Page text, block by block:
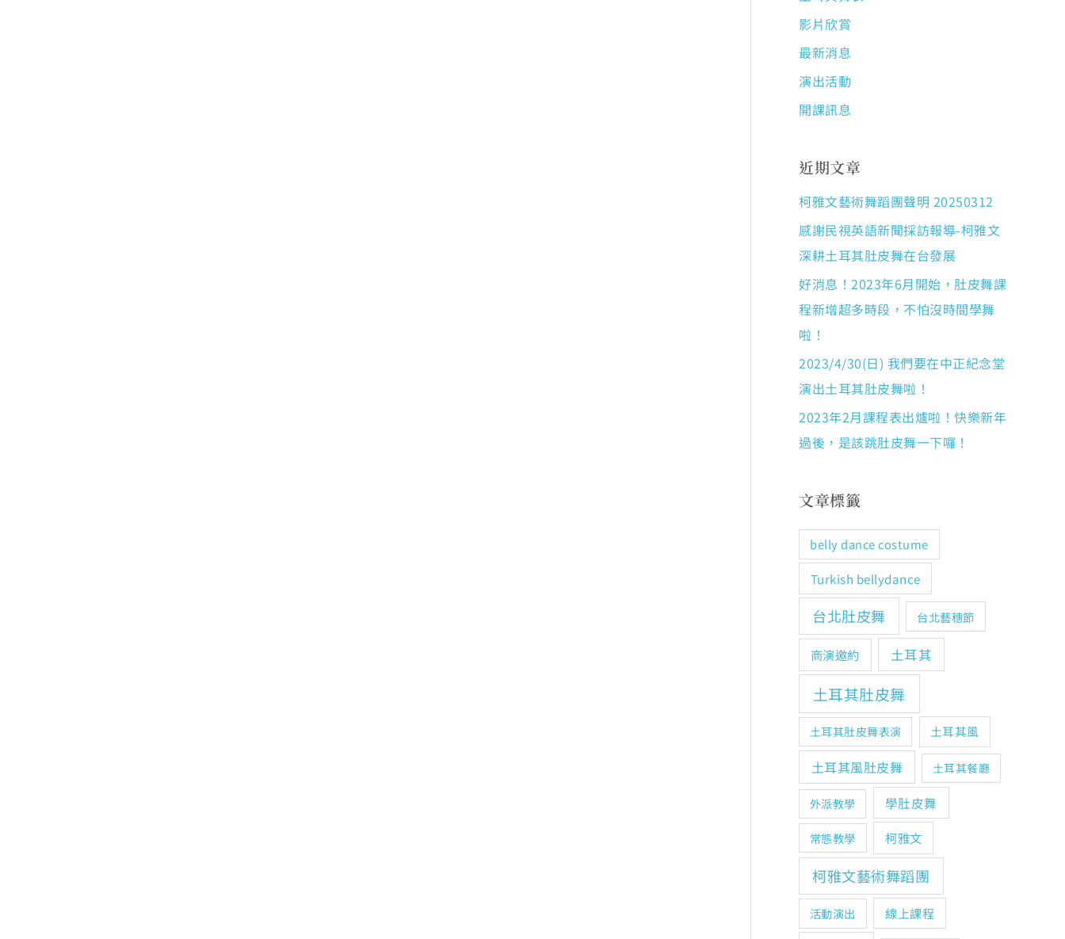
影片欣賞
最新消息
演出活動
開課訊息
近期文章
柯雅文藝術舞蹈團聲明 20250312
感謝民視英語新聞採訪報導-柯雅文
深耕土耳其肚皮舞在台發展
好消息！2023年6月開始，肚皮舞課
程新增超多時段，不怕沒時間學舞
啦！
2023/4/30(日) 我們要在中正紀念堂
演出土耳其肚皮舞啦！
2023年2月課程表出爐啦！快樂新年
過後，是該跳肚皮舞一下囉！
文章標籤
belly dance costume
Turkish bellydance
台北肚皮舞 台北藝穗節
商演邀約 土耳其
土耳其肚皮舞
土耳其肚皮舞表演 土耳其風
土耳其風肚皮舞 土耳其餐廳
外派教學 學肚皮舞
常態教學 柯雅文
柯雅文藝術舞蹈團
活動演出 線上課程